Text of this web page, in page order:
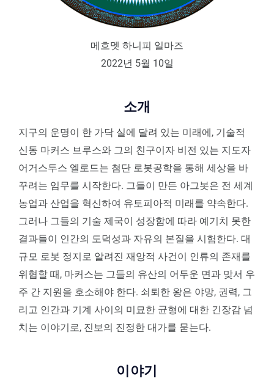
메흐멧 하니피 일마즈
2022년 5월 10일
소개
지구의 운명이 한 가닥 실에 달려 있는 미래에, 기술적
신동 마커스 브루스와 그의 친구이자 비전 있는 지도자
어거스투스 엘로드는 첨단 로봇공학을 통해 세상을 바
꾸려는 임무를 시작한다. 그들이 만든 아그봇은 전 세계
농업과 산업을 혁신하여 유토피아적 미래를 약속한다.
그러나 그들의 기술 제국이 성장함에 따라 예기치 못한
결과들이 인간의 도덕성과 자유의 본질을 시험한다. 대
규모 로봇 정지로 알려진 재앙적 사건이 인류의 존재를
위협할 때, 마커스는 그들의 유산의 어두운 면과 맞서 우
주 간 지원을 호소해야 한다. 쇠퇴한 왕은 야망, 권력, 그
리고 인간과 기계 사이의 미묘한 균형에 대한 긴장감 넘
치는 이야기로, 진보의 진정한 대가를 묻는다.
이야기